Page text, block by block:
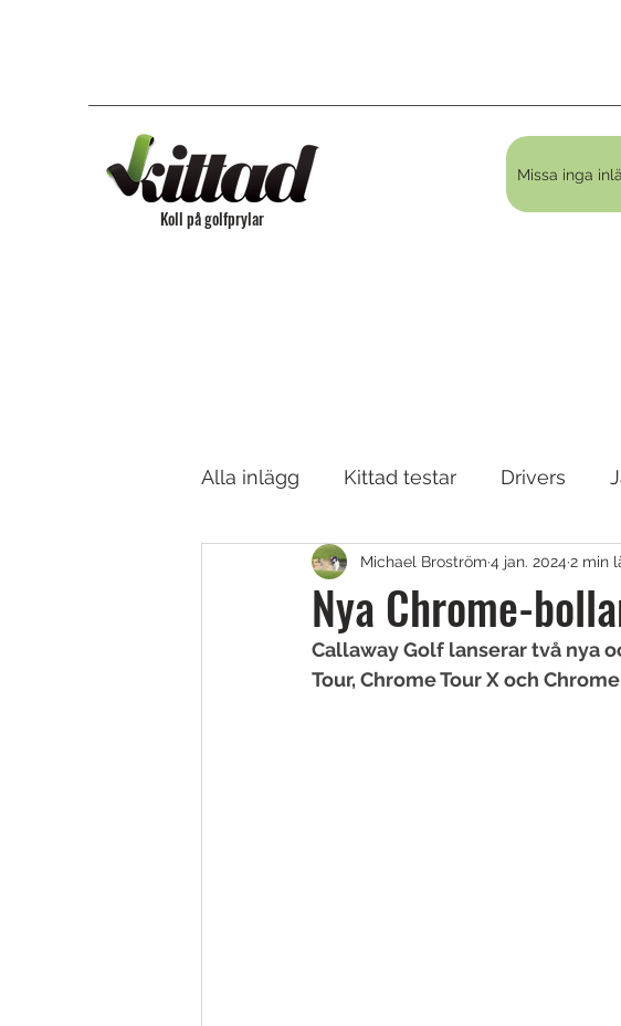
Koll på golfprylar
Alla inlägg Kittad testar Drivers
Golfskor Putters Bagar & Vagnar
Fairway, Hybrider & Utility irons
Nya Chrome-
Michael Broström 4 jan. 2024 2 min
Callaway Golf lanserar två nya
Tour, Chrome Tour X och